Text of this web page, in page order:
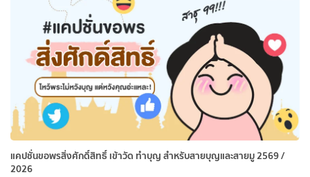
แคปชั่นขอพรสิ่งศักดิ์สิทธิ์ เข้าวัด ทำบุญ สำหรับสายบุญและสายมู 2569 /
2026